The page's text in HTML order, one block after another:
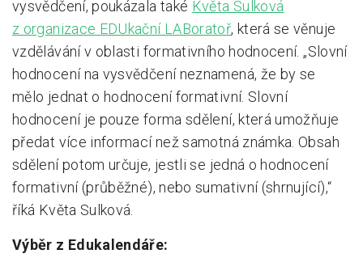
vysvědčení, poukázala také Květa Sulková
z organizace EDUkační LABoratoř, která se věnuje
vzdělávání v oblasti formativního hodnocení. „Slovní
hodnocení na vysvědčení neznamená, že by se
mělo jednat o hodnocení formativní. Slovní
hodnocení je pouze forma sdělení, která umožňuje
předat více informací než samotná známka. Obsah
sdělení potom určuje, jestli se jedná o hodnocení
formativní (průběžné), nebo sumativní (shrnující),“
říká Květa Sulková.
Výběr z Edukalendáře: